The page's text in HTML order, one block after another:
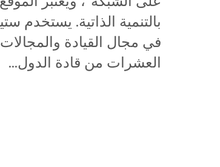
بالتنمية الذاتية.
في مجال القيادة
العشرات من قادة الدول…